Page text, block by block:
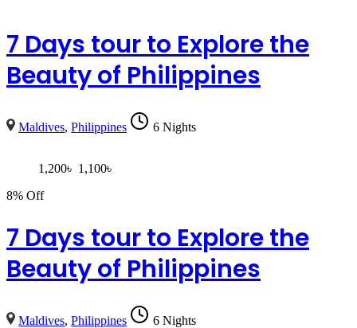
7 Days tour to Explore the
Beauty of Philippines
Maldives,Philippines 6 Nights
1,200৳ 1,100৳
8% Off
7 Days tour to Explore the
Beauty of Philippines
Maldives,Philippines 6 Nights